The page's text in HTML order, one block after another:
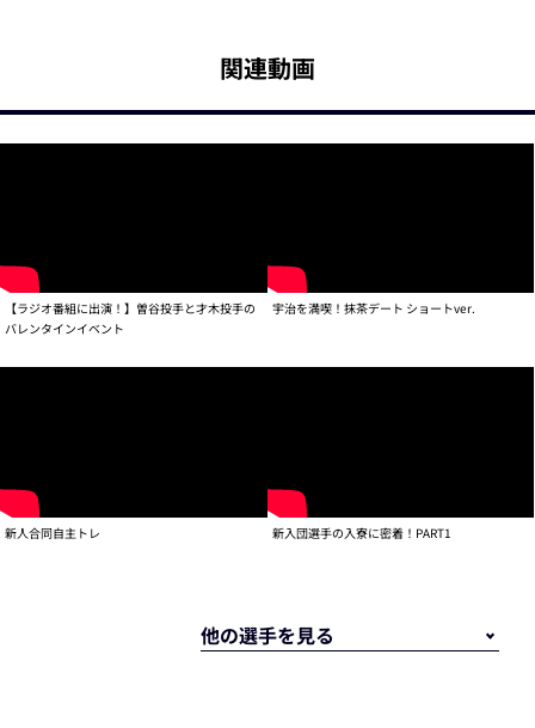
関連動画
【ラジオ番組に出演！】曽谷投手と才木投手の
バレンタインイベント
宇治を満喫！抹茶デート ショートver.
新人合同自主トレ 新入団選手の入寮に密着！PART1